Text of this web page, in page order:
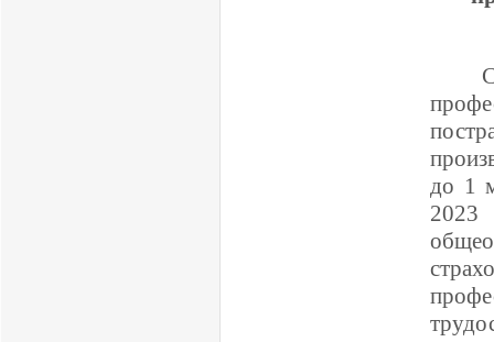
до 1
2023